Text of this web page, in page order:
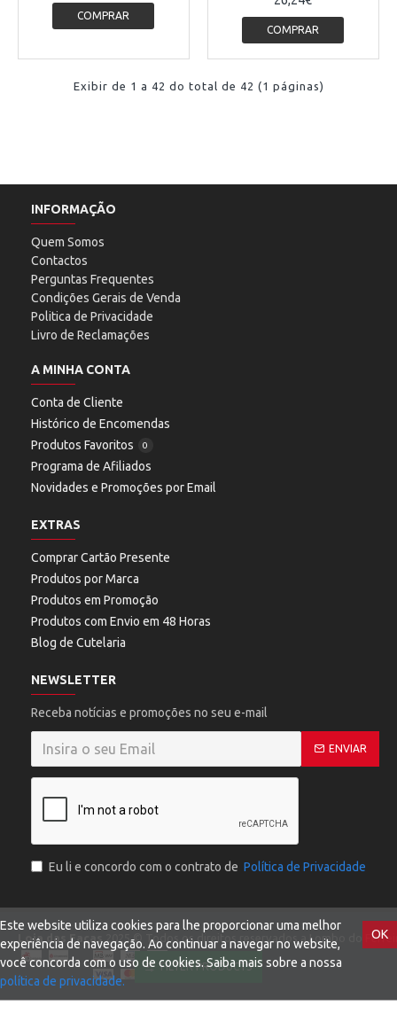
COMPRAR
COMPRAR
Exibir de 1 a 42 do total de 42 (1 páginas)
INFORMAÇÃO
Quem Somos
Contactos
Perguntas Frequentes
Condições Gerais de Venda
Politica de Privacidade
Livro de Reclamações
A MINHA CONTA
Conta de Cliente
Histórico de Encomendas
Produtos Favoritos
0
Programa de Afiliados
Novidades e Promoções por Email
EXTRAS
Comprar Cartão Presente
Produtos por Marca
Produtos em Promoção
Produtos com Envio em 48 Horas
Blog de Cutelaria
NEWSLETTER
Receba notícias e promoções no seu e-mail
ENVIAR
Eu li e concordo com o contrato de Política de Privacidade
Loja das Facas 2025 © Todos os direitos reservados a Lombo do OK
Este website utiliza cookies para lhe proporcionar uma melhor
experiência de navegação. Ao continuar a navegar no website,
você concorda com o uso de cookies. Saiba mais sobre a nossa
política de privacidade.
FILTER PRODUCTS